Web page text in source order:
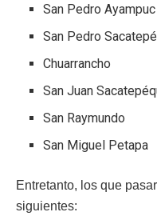
San Pedro Ayampuc
San Pedro
Chuarrancho
San Juan
San Raymundo
San Miguel Petapa
Entretanto, los que
siguientes: